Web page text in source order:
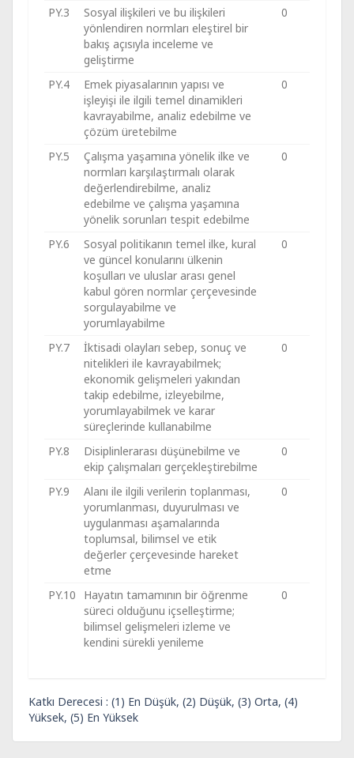
PY.3
Sosyal ilişkileri ve bu ilişkileri
yönlendiren normları eleştirel bir
bakış açısıyla inceleme ve
geliştirme
0
PY.4
Emek piyasalarının yapısı ve
işleyişi ile ilgili temel dinamikleri
kavrayabilme, analiz edebilme ve
çözüm üretebilme
0
PY.5
Çalışma yaşamına yönelik ilke ve
normları karşılaştırmalı olarak
değerlendirebilme, analiz
edebilme ve çalışma yaşamına
yönelik sorunları tespit edebilme
0
PY.6
Sosyal politikanın temel ilke, kural
ve güncel konularını ülkenin
koşulları ve uluslar arası genel
kabul gören normlar çerçevesinde
sorgulayabilme ve
yorumlayabilme
0
PY.7
İktisadi olayları sebep, sonuç ve
nitelikleri ile kavrayabilmek;
ekonomik gelişmeleri yakından
takip edebilme, izleyebilme,
yorumlayabilmek ve karar
süreçlerinde kullanabilme
0
PY.8
Disiplinlerarası düşünebilme ve
ekip çalışmaları gerçekleştirebilme
0
PY.9
Alanı ile ilgili verilerin toplanması,
yorumlanması, duyurulması ve
uygulanması aşamalarında
toplumsal, bilimsel ve etik
değerler çerçevesinde hareket
etme
0
PY.10
Hayatın tamamının bir öğrenme
süreci olduğunu içselleştirme;
bilimsel gelişmeleri izleme ve
kendini sürekli yenileme
0
Katkı Derecesi : (1) En Düşük, (2) Düşük, (3) Orta, (4)
Yüksek, (5) En Yüksek